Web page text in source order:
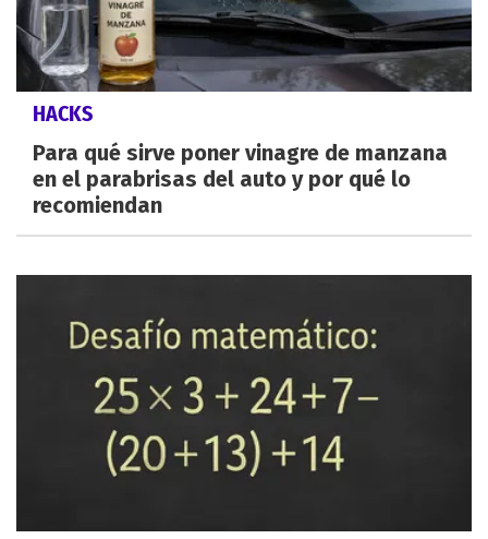
HACKS
Para qué sirve poner vinagre de manzana
en el parabrisas del auto y por qué lo
recomiendan